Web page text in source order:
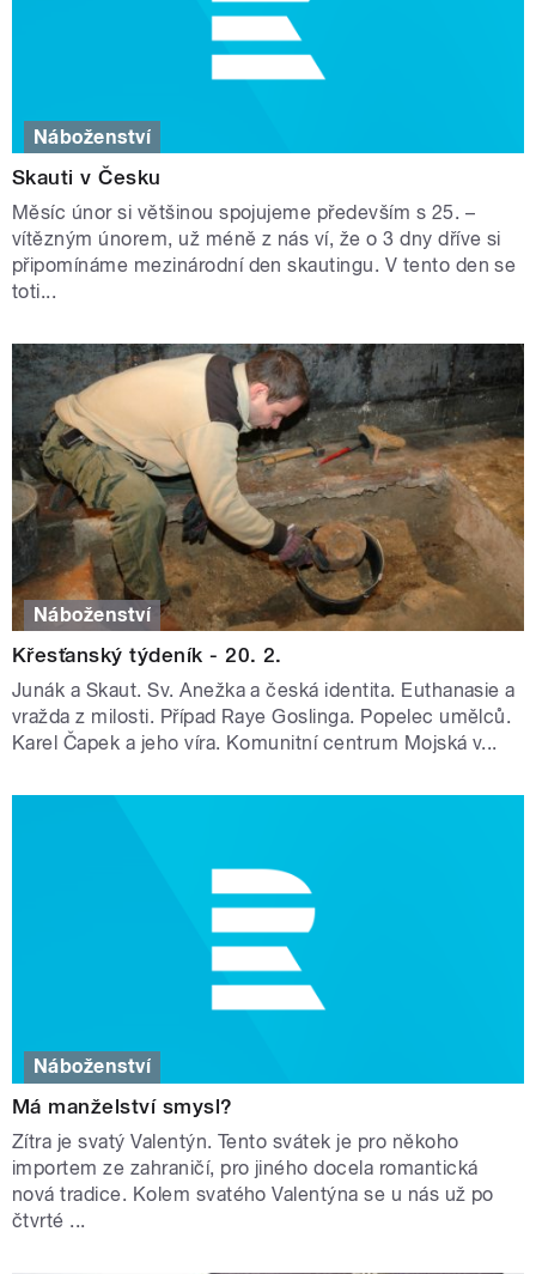
Náboženství
Skauti v Česku
Měsíc únor si většinou spojujeme především s 25. –
vítězným únorem, už méně z nás ví, že o 3 dny dříve si
připomínáme mezinárodní den skautingu. V tento den se
toti...
Náboženství
Křesťanský týdeník - 20. 2.
Junák a Skaut. Sv. Anežka a česká identita. Euthanasie a
vražda z milosti. Případ Raye Goslinga. Popelec umělců.
Karel Čapek a jeho víra. Komunitní centrum Mojská v...
Náboženství
Má manželství smysl?
Zítra je svatý Valentýn. Tento svátek je pro někoho
importem ze zahraničí, pro jiného docela romantická
nová tradice. Kolem svatého Valentýna se u nás už po
čtvrté ...